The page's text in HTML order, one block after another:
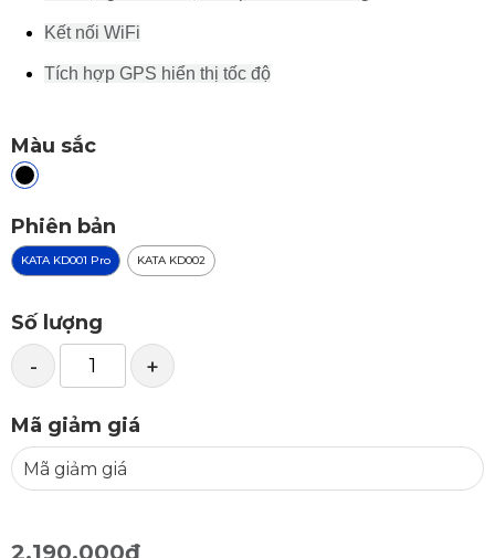
Kết nối WiFi
Tích hợp GPS hiển thị tốc độ
Màu sắc
Phiên bản
KATA KD001 Pro KATA KD002
Số lượng
- +
Mã giảm giá
2,190,000đ